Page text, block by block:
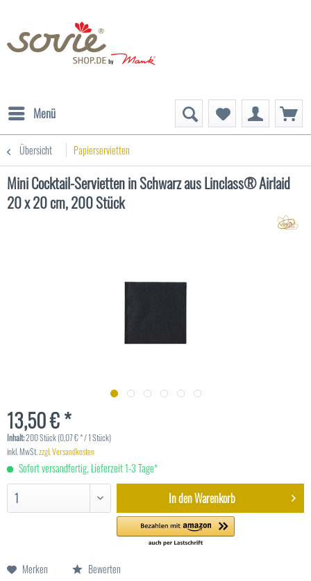
Menü
Übersicht Papierservietten
Mini Cocktail-Servietten in Schwarz aus Linclass® Airlaid
20 x 20 cm, 200 Stück
13,50 € *
Inhalt:200 Stück (0,07 € * / 1 Stück)
inkl. MwSt.zzgl. Versandkosten
Sofort versandfertig, Lieferzeit 1-3 Tage*
In denWarenkorb
Merken Bewerten